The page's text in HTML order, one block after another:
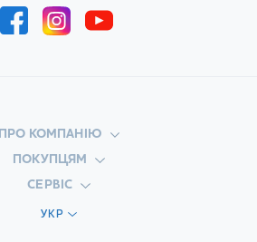
ПРО КОМПАНІЮ
ПОКУПЦЯМ
СЕРВІС
УКР